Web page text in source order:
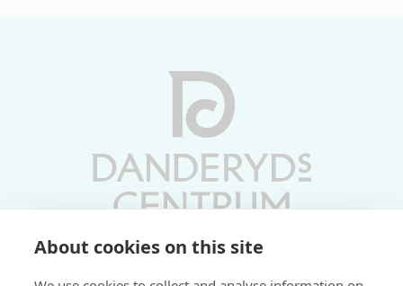
About cookies on this site